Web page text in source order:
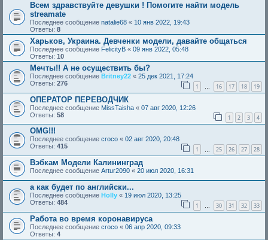
Всем здравствуйте девушки ! Помогите найти модель
streamate
Последнее сообщение natalie68 « 10 янв 2022, 19:43
Ответы: 8
Харьков, Украина. Девченки модели, давайте общаться
Последнее сообщение FelicityB « 09 янв 2022, 05:48
Ответы: 10
Мечты!! А не осуществить бы?
Последнее сообщение Britney22 « 25 дек 2021, 17:24
Ответы: 276 1 … 16 17 18 19
ОПЕРАТОР ПЕРЕВОДЧИК
Последнее сообщение MissTaisha « 07 авг 2020, 12:26
Ответы: 58 1 2 3 4
OMG!!!
Последнее сообщение croco « 02 авг 2020, 20:48
Ответы: 415 1 25 26 27 28
Вэбкам Модели Калининград
Последнее сообщение Artur2090 « 20 июл 2020, 16:31
а как будет по английски...
Последнее сообщение Holly « 19 июл 2020, 13:25
Ответы: 484 1 … 30 31 32 33
Работа во время коронавируса
Последнее сообщение croco « 06 апр 2020, 09:33
Ответы: 4